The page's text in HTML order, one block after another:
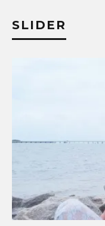
SLIDER